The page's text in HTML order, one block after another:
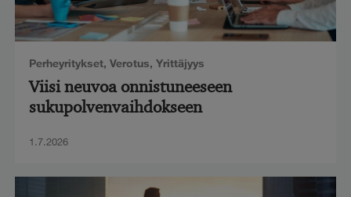
Perheyritykset, Verotus, Yrittäjyys
Viisi neuvoa onnistuneeseen
sukupolvenvaihdokseen
1.7.2026